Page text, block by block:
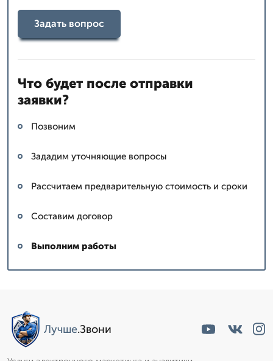
Задать вопрос
Что будет после отправки
заявки?
Позвоним
Зададим уточняющие вопросы
Рассчитаем предварительную стоимость и сроки
Составим договор
Выполним работы
Лучше.Звони